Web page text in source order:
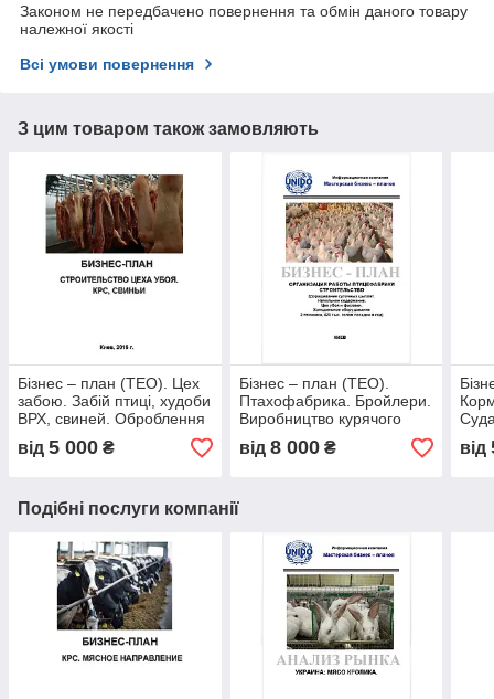
Законом не передбачено повернення та обмін даного товару
належної якості
Всі умови повернення
З цим товаром також замовляють
Бізнес – план (ТЕО). Цех
забою. Забій птиці, худоби
ВРХ, свиней. Оброблення
туш. Субпродукти м'ясні.
Напівфабрикати
від 5 000 ₴
Бізнес – план (ТЕО).
Птахофабрика. Бройлери.
Виробництво курячого
м'яса і субпродуктів. Цех
забою та фасування
курчат. Підлогове
від 8 000₴
для
від
Подібні послуги компанії